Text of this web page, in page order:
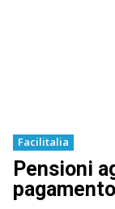
Facilitalia
Pensioni
pagamento